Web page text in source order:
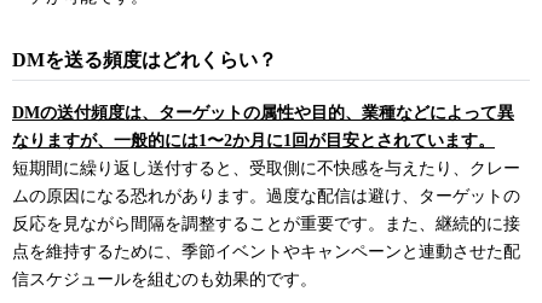
DMを送る頻度はどれくらい？
DMの送付頻度は、ターゲットの属性や目的、業種などによって異
なりますが、一般的には1〜2か月に1回が目安とされています。
短期間に繰り返し送付すると、受取側に不快感を与えたり、クレー
ムの原因になる恐れがあります。過度な配信は避け、ターゲットの
反応を見ながら間隔を調整することが重要です。また、継続的に接
点を維持するために、季節イベントやキャンペーンと連動させた配
信スケジュールを組むのも効果的です。